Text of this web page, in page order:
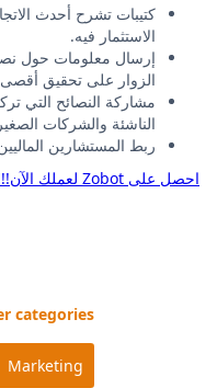
كتيبات تشرح أحدث
الاستثمار فيه.
إرسال معلومات حول
الزوار على تحقيق
مشاركة النصائح التي
الناشئة والشركات
ربط المستشارين
احصل على Zobot لعملك الآن!!!
categories
Marketing